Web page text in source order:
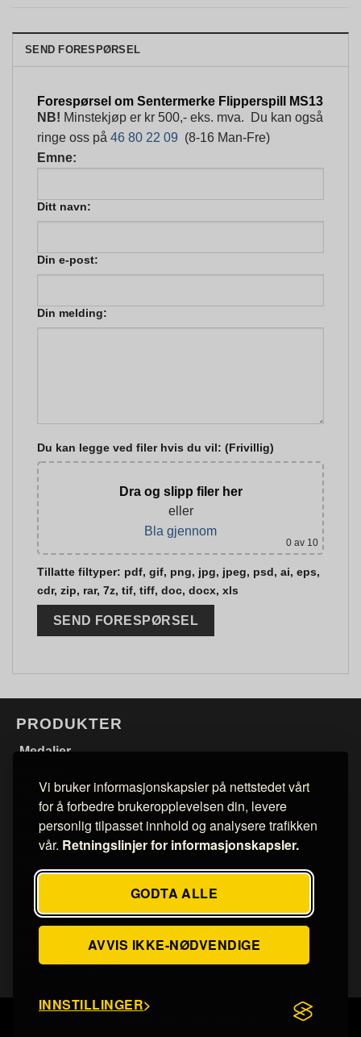
Vi bruker informasjonskapsler på nettstedet vårt
for å forbedre brukeropplevelsen din, levere
personlig tilpasset innhold og analysere trafikken
vår. Retningslinjer for informasjonskapsler.
GODTA ALLE
AVVIS IKKE-NØDVENDIGE
INNSTILLINGER
SEND FORESPØRSEL
Forespørsel om Sentermerke Flipperspill MS13
NB! Minstekjøp er kr 500,- eks. mva. Du kan også
ringe oss på 46 80 22 09 (8-16 Man-Fre)
Emne:
Ditt navn:
Din e-post:
Din melding:
Du kan legge ved filer hvis du vil: (Frivillig)
Dra og slipp filer her
eller
Bla gjennom
0 av 10
Tillatte filtyper: pdf, gif, png, jpg, jpeg, psd, ai, eps,
cdr, zip, rar, 7z, tif, tiff, doc, docx, xls
PRODUKTER
Medaljer
Statuetter
Profilartikler
KUNDESERVICE
Om PP Norge
Personvern
Kjøpsbetingelser